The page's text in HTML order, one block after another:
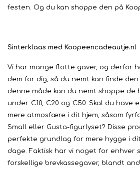
festen. Og du kan shoppe den på
Sinterklaas med Koopeencadeautje.nl
Vi har mange flotte gaver, og derfor
dem for dig, så du nemt kan finde
denne måde kan du nemt shoppe de
under €10, €20 og €50. Skal du have
mere atmosfære i dit hjem, såsom
Small eller Gusta-figurlyset? Disse
perfekte grundlag for mere hygge i
dage. Faktisk har vi noget for enhver
forskellige brevkassegaver, blandt